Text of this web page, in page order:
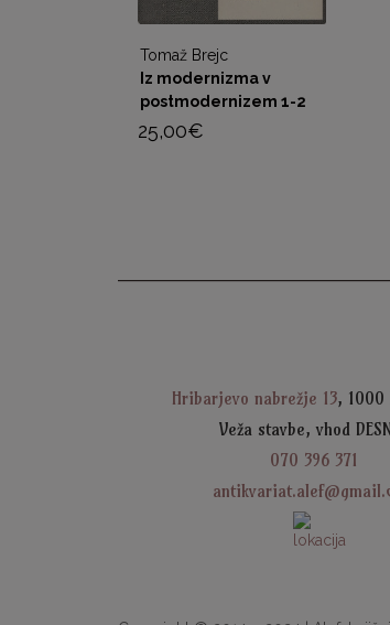
Tomaž Brejc
Iz modernizma v
postmodernizem 1-2
25,00€
Hribarjevo nabrežje 13, 1000
Veža stavbe, vhod
070 396 371